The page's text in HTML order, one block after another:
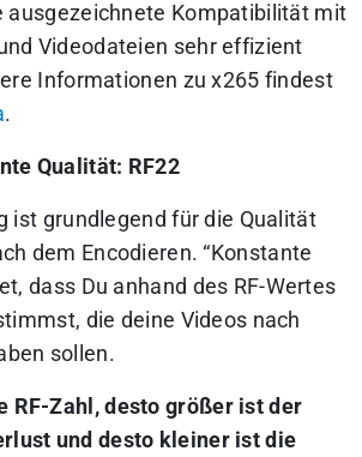
ausgezeichnete Kompatibilität mit
Videodateien sehr effizient
Informationen zu x265 findest
.
Qualität: RF22
ist grundlegend für die Qualität
dem Encodieren. “Konstante
dass Du anhand des RF-Wertes
die deine Videos nach
sollen.
RF-Zahl, desto größer ist der
und desto kleiner ist die